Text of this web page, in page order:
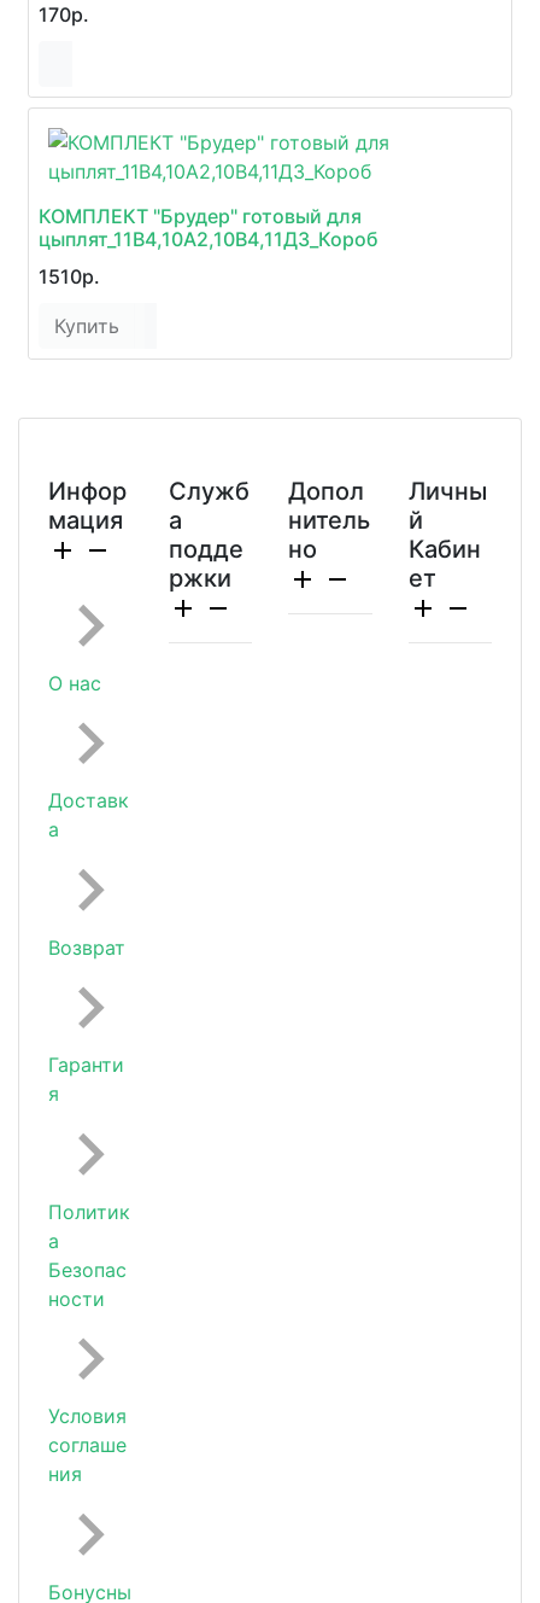
170р.
КОМПЛЕКТ "Брудер" готовый для
цыплят_11В4,10А2,10В4,11Д3_Короб
1510р.
Купить
Инфор
мация
О нас
Доставк
а
Возврат
Гаранти
я
Политик
а
Безопас
ности
Условия
соглаше
ния
Бонусны
Служб
а
подде
ржки
Допол
нитель
но
Личны
й
Кабин
ет